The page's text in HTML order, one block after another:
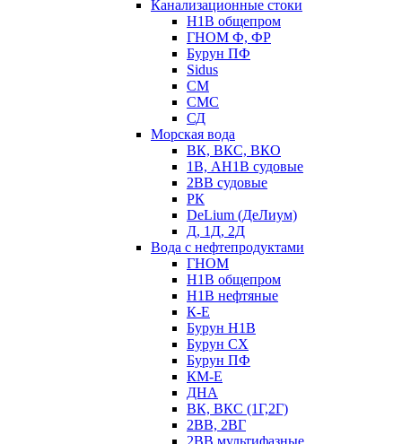
Канализационные стоки
Н1В общепром
ГНОМ Ф, ФР
Бурун ПФ
Sidus
СМ
СМС
СД
Морская вода
ВК, ВКС, ВКО
1В, АН1В судовые
2ВВ судовые
РК
DeLium (ДеЛиум)
Д, 1Д, 2Д
Вода с нефтепродуктами
ГНОМ
Н1В общепром
Н1В нефтяные
К-Е
Бурун Н1В
Бурун СХ
Бурун ПФ
КМ-Е
ДНА
ВК, ВКС (1Г,2Г)
2ВВ, 2ВГ
2ВВ мультифазные